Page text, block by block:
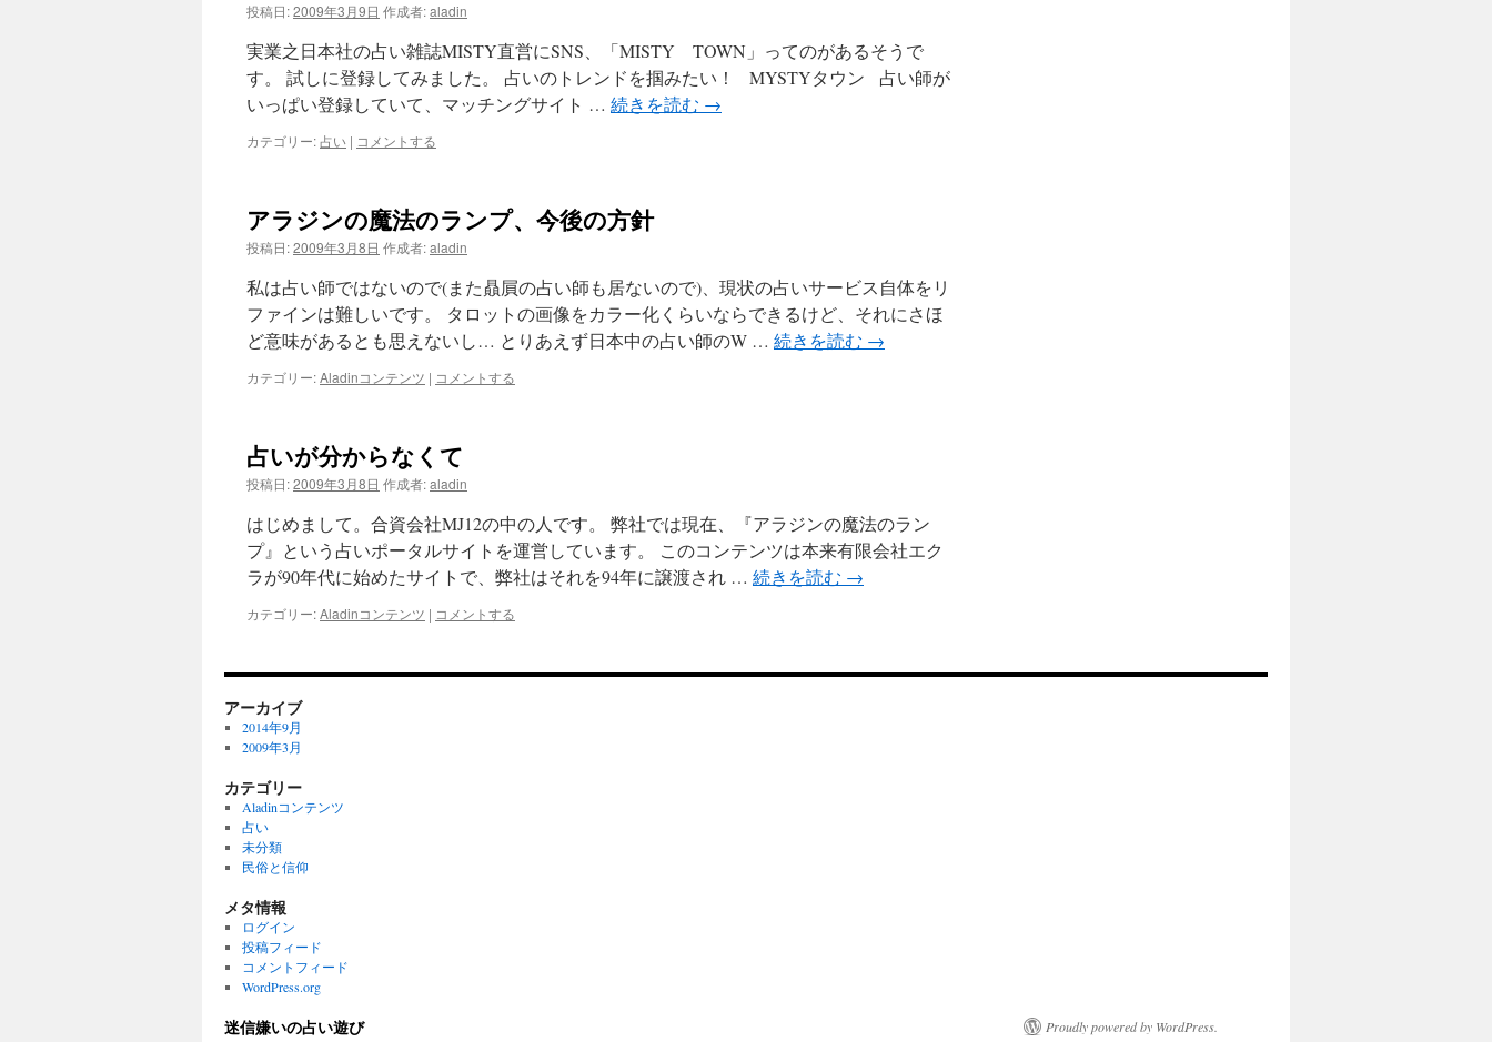
投稿日:2009年3月9日 作成者:aladin
実業之日本社の占い雑誌MISTY直営にSNS、「MISTY TOWN」ってのがあるそうで
す。 試しに登録してみました。 占いのトレンドを掴みたい！ MYSTYタウン 占い師が
いっぱい登録していて、マッチングサイト … 続きを読む →
カテゴリー:占い | コメントする
アラジンの魔法のランプ、今後の方針
投稿日:2009年3月8日 作成者:aladin
私は占い師ではないので(また贔屓の占い師も居ないので)、現状の占いサービス自体をリ
ファインは難しいです。 タロットの画像をカラー化くらいならできるけど、それにさほ
ど意味があるとも思えないし… とりあえず日本中の占い師のW … 続きを読む →
カテゴリー:Aladinコンテンツ | コメントする
占いが分からなくて
投稿日:2009年3月8日 作成者:aladin
はじめまして。合資会社MJ12の中の人です。 弊社では現在、『アラジンの魔法のラン
プ』という占いポータルサイトを運営しています。 このコンテンツは本来有限会社エク
ラが90年代に始めたサイトで、弊社はそれを94年に譲渡され … 続きを読む →
カテゴリー:Aladinコンテンツ | コメントする
アーカイブ
2014年9月
2009年3月
カテゴリー
Aladinコンテンツ
占い
未分類
民俗と信仰
メタ情報
ログイン
投稿フィード
コメントフィード
WordPress.org
迷信嫌いの占い遊び Proudly powered by WordPress.